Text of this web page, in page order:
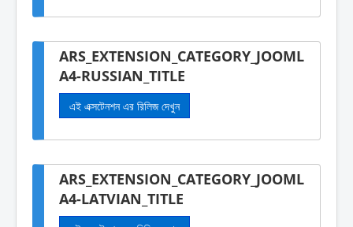
ARS_EXTENSION_CATEGORY_JOOML
A4-RUSSIAN_TITLE
এই এক্সটেনশন এর রিলিজ দেখুন
ARS_EXTENSION_CATEGORY_JOOML
A4-LATVIAN_TITLE